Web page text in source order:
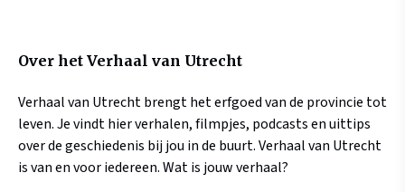
Over het Verhaal van Utrecht
Verhaal van Utrecht brengt het erfgoed van de provincie tot
leven. Je vindt hier verhalen, filmpjes, podcasts en uittips
over de geschiedenis bij jou in de buurt. Verhaal van Utrecht
is van en voor iedereen. Wat is jouw verhaal?